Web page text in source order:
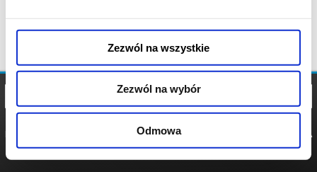
Zezwól na wszystkie
Zezwól na wybór
Odmowa
POLITYKA
POLITYKA